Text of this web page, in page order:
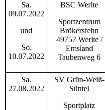
Sa.
09.07.2022
und
So.
10.07.2022
BSC Werlte
Sportzentrum
Brökersfehn
49757 Werlte /
Emsland
Taubenweg 6
Sa.
27.08.2022
SV Grün-Weiß-
Süntel
Sportplatz